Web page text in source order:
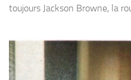
toujours Jackson Browne, la